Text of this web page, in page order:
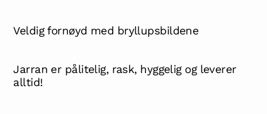
Veldig fornøyd med bryllupsbildene
Jarran er pålitelig, rask, hyggelig og leverer
alltid!